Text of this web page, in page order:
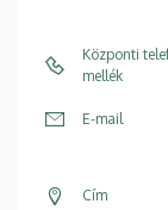
Központi
mellék
E-mail
Cím